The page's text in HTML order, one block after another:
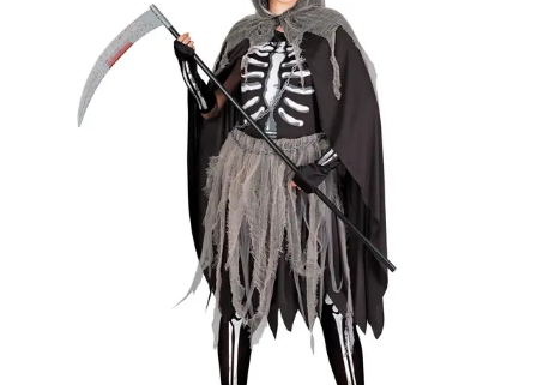
Szállítás:
- Csomagautomata: 1190
forinttól
- Házhozszállítás: 2190
forinttól
- Személyes átvétel:
ingyenesen
Kiegészítő
termékek